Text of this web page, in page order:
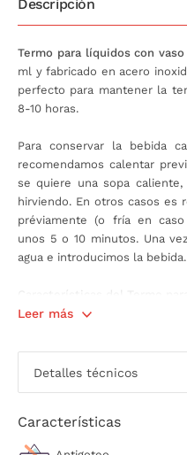
Descripción
Termo para líquidos con
ml y fabricado en acero
perfecto para mantener la
8-10 horas.
Para conservar la bebida
recomendamos calentar
se quiere una sopa
hirviendo. En otros casos es
préviamente (o fría en
unos 5 o 10 minutos. Una
agua e introducimos la bebida.
Mantiene el líquido frío
Hermético
Leer más
Detalles técnicos
Características